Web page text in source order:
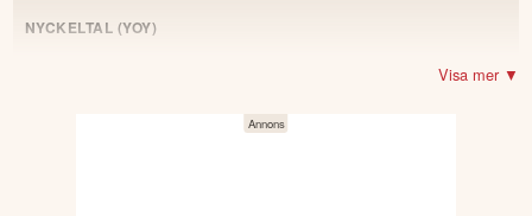
NYCKELTAL (YOY)
21,41 MSEK
Visa mer ▼